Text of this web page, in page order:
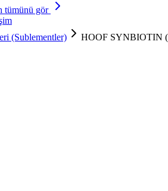
tümünü gör
(Sublementler) HOOF SYNBIOTIN